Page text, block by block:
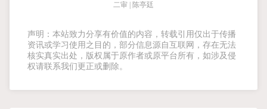
二审 | 陈亭廷
声明：本站致力分享有价值的内容，转载引用仅出于传播
资讯或学习使用之目的，部分信息源自互联网，存在无法
核实真实出处，版权属于原作者或原平台所有，如涉及侵
权请联系我们更正或删除。